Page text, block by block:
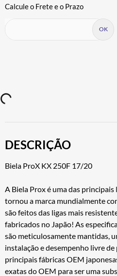
DESCRIÇÃO
Biela ProX KX 250F 17/20
A Biela Prox é uma das
tornou a marca mundialmente
são feitos das ligas mais
fabricados no Japão! As
são meticulosamente mantidas,
instalação e desempenho livre
principais fábricas OEM
exatas do OEM para ser uma